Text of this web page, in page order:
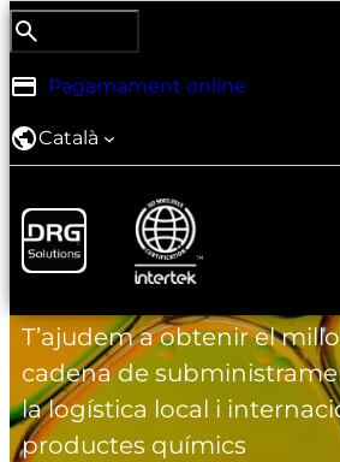
Search
Pagamament online
Català
Simplifica la teva
química a
T’ajudem a obtenir el
cadena de
la logística local i
productes químics